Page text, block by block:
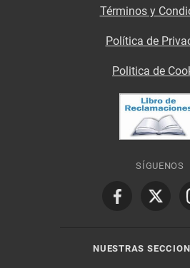
Términos y
Política de
Politica de
SÍGUENOS
NUESTRAS